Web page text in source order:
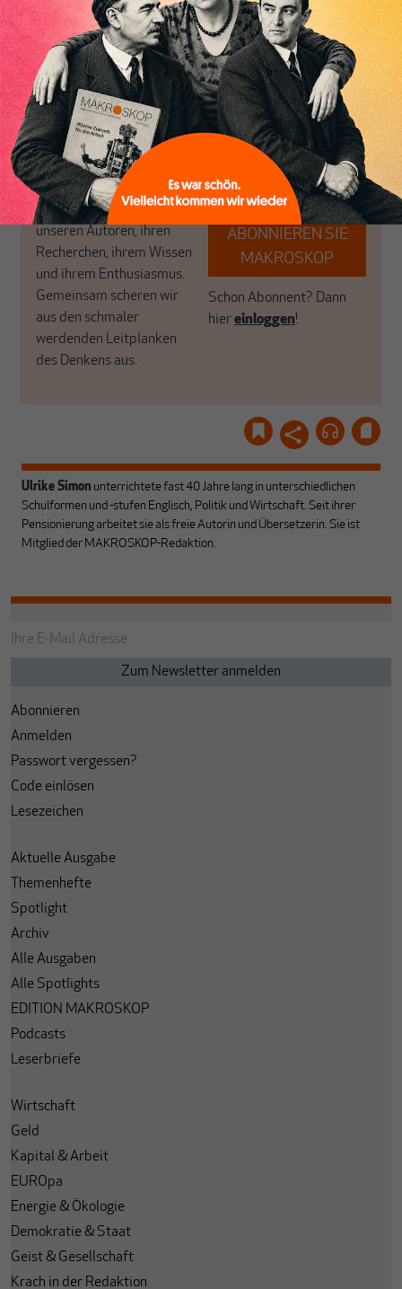
Inhaltsverzeichnis
postkeynesianischen
Perspektive und ist damit
in Deutschland einzigartig.
MAKROSKOP steht für
das große Ganze. Wir
haben einen Blick auf
Geld, Wirtschaft und
Politik, den Sie so
woanders nicht finden.
Dabei leben wir von
unseren Autoren, ihren
Recherchen, ihrem Wissen
und ihrem Enthusiasmus.
Gemeinsam scheren wir
aus den schmaler
werdenden Leitplanken
des Denkens aus.
eingerichtet haben. Wir
öffnen Fenster und
bringen frische Luft in die
engen und verstaubten
Debattenräume.
Brauchen Sie auch frische
Luft? Dann folgen Sie
einfach dem Button.
ABONNIEREN SIE
MAKROSKOP
Schon Abonnent? Dann
hiereinloggen!
Ulrike Simon unterrichtete fast 40 Jahre lang in unterschiedlichen
Schulformen und -stufen Englisch, Politik und Wirtschaft. Seit ihrer
Pensionierung arbeitet sie als freie Autorin und Übersetzerin. Sie ist
Mitglied der MAKROSKOP-Redaktion.
Abonnieren
Anmelden
Passwort vergessen?
Code einlösen
Lesezeichen
Aktuelle Ausgabe
Themenhefte
Spotlight
Archiv
Alle Ausgaben
Alle Spotlights
EDITION MAKROSKOP
Podcasts
Leserbriefe
Wirtschaft
Geld
Kapital & Arbeit
EUROpa
Energie & Ökologie
Demokratie & Staat
Geist & Gesellschaft
Krach in der Redaktion